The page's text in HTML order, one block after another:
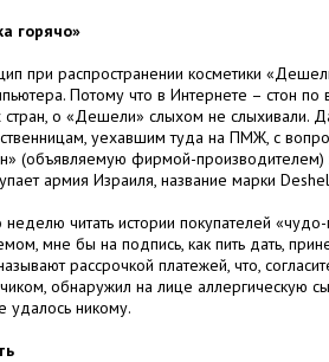
горячо»
при распространении косметики
Потому что в Интернете – стон
стран, о «Дешели» слыхом не слыхивали.
уехавшим туда на ПМЖ, с
(объявляемую фирмой-производителем)
армия Израиля, название марки
читать истории покупателей
мне бы на подпись, как пить дать,
рассрочкой платежей, что,
обнаружил на лице аллергическую
удалось никому.